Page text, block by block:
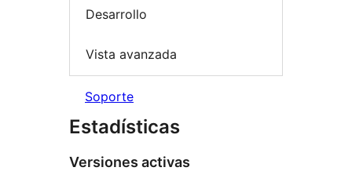
Desarrollo
Vista avanzada
Soporte
Estadísticas
Versiones activas